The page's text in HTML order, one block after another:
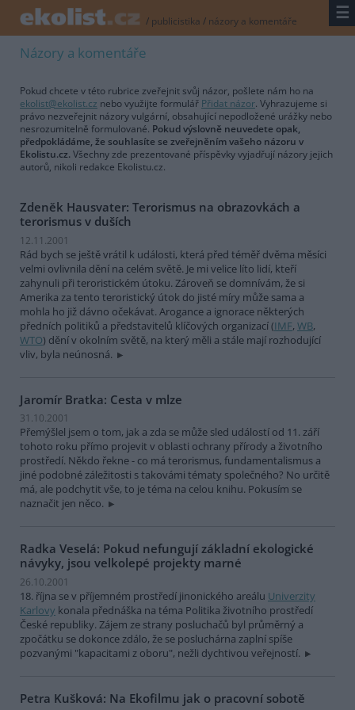
/ publicistika / názory a komentáře ☰
Názory a komentáře
Pokud chcete v této rubrice zveřejnit svůj názor, pošlete nám ho na
ekolist@ekolist.cz nebo využijte formulář Přidat názor. Vyhrazujeme si
právo nezveřejnit názory vulgární, obsahující nepodložené urážky nebo
nesrozumitelně formulované. Pokud výslovně neuvedete opak,
předpokládáme, že souhlasíte se zveřejněním vašeho názoru v
Ekolistu.cz. Všechny zde prezentované příspěvky vyjadřují názory jejich
autorů, nikoli redakce Ekolistu.cz.
Zdeněk Hausvater: Terorismus na obrazovkách a
terorismus v duších
12.11.2001
Rád bych se ještě vrátil k události, která před téměř dvěma měsíci
velmi ovlivnila dění na celém světě. Je mi velice líto lidí, kteří
zahynuli při teroristickém útoku. Zároveň se domnívám, že si
Amerika za tento teroristický útok do jisté míry může sama a
mohla ho již dávno očekávat. Arogance a ignorace některých
předních politiků a představitelů klíčových organizací (IMF, WB,
WTO) dění v okolním světě, na který měli a stále mají rozhodující
vliv, byla neúnosná.
Jaromír Bratka: Cesta v mlze
31.10.2001
Přemýšlel jsem o tom, jak a zda se může sled událostí od 11. září
tohoto roku přímo projevit v oblasti ochrany přírody a životního
prostředí. Někdo řekne - co má terorismus, fundamentalismus a
jiné podobné záležitosti s takovámi tématy společného? No určitě
má, ale podchytit vše, to je téma na celou knihu. Pokusím se
naznačit jen něco.
Radka Veselá: Pokud nefungují základní ekologické
návyky, jsou velkolepé projekty marné
26.10.2001
18. října se v příjemném prostředí jinonického areálu Univerzity
Karlovy konala přednáška na téma Politika životního prostředí
České republiky. Zájem ze strany posluchačů byl průměrný a
zpočátku se dokonce zdálo, že se posluchárna zaplní spíše
pozvanými "kapacitami z oboru", nežli dychtivou veřejností.
Petra Kušková: Na Ekofilmu jak o pracovní sobotě